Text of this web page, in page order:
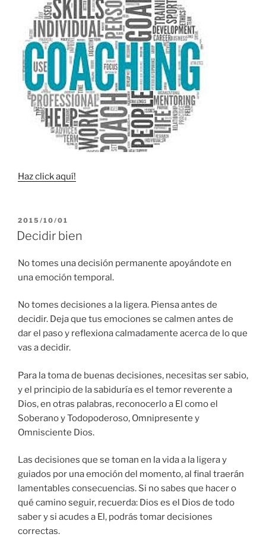
Haz click aquí!
PUBLICADO
EL
2015/10/01
Decidir bien
No tomes una decisión permanente apoyándote en
una emoción temporal.
No tomes decisiones a la ligera. Piensa antes de
decidir. Deja que tus emociones se calmen antes de
dar el paso y reflexiona calmadamente acerca de lo que
vas a decidir.
Para la toma de buenas decisiones, necesitas ser sabio,
y el principio de la sabiduría es el temor reverente a
Dios, en otras palabras, reconocerlo a El como el
Soberano y Todopoderoso, Omnipresente y
Omnisciente Dios.
Las decisiones que se toman en la vida a la ligera y
guiados por una emoción del momento, al final traerán
lamentables consecuencias. Si no sabes que hacer o
qué camino seguir, recuerda: Dios es el Dios de todo
saber y si acudes a El, podrás tomar decisiones
correctas.